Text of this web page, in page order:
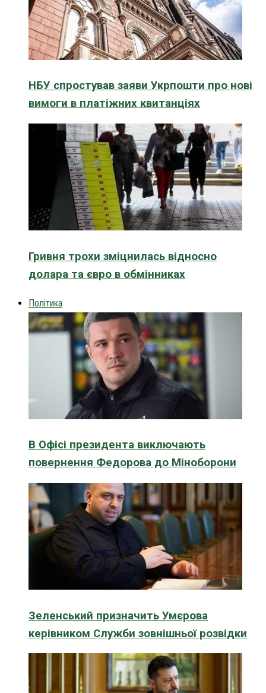
НБУ спростував заяви Укрпошти про нові
вимоги в платіжних квитанціях
Гривня трохи зміцнилась відносно
долара та євро в обмінниках
Політика
В Офісі президента виключають
повернення Федорова до Міноборони
Зеленський призначить Умєрова
керівником Служби зовнішньої розвідки